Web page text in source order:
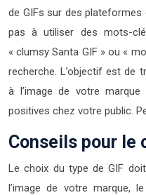
de GIFs sur des plateformes
pas à utiliser des mots-
« clumsy Santa GIF » ou «
recherche. L’objectif est de
à l’image de votre
positives chez votre public.
Conseils pour le
Le choix du type de GIF
l’image de votre marque,